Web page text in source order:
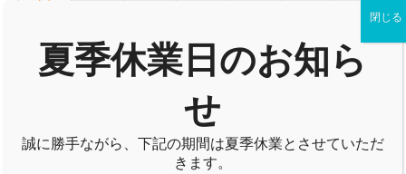
2026年7月 2026年9月
2026年9月
月 火 水 木 金 土 日
夏季休業日のお知ら
せ
誠に勝手ながら、下記の期間は夏季休業とさせていただ
きます。
閉じる